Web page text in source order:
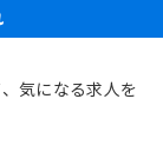
気になる求人を